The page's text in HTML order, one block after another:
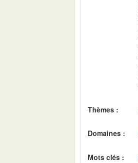
Thèmes :
Domaines :
Mots clés :